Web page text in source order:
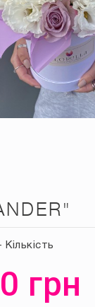
Кількість
грн